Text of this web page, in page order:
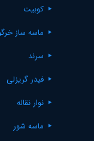
کوبیت
ماسه ساز
سرند
فیدر گریزلی
نوار نقاله
ماسه شور